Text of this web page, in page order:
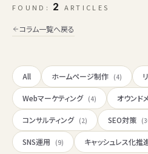
FOUND: 2 ARTICLES
コラム一覧へ戻る
All ホームページ制作 (4)
Webマーケティング (4) オウンド
コンサルティング (2) SEO対策
SNS運用 (9) キャッシュレス化